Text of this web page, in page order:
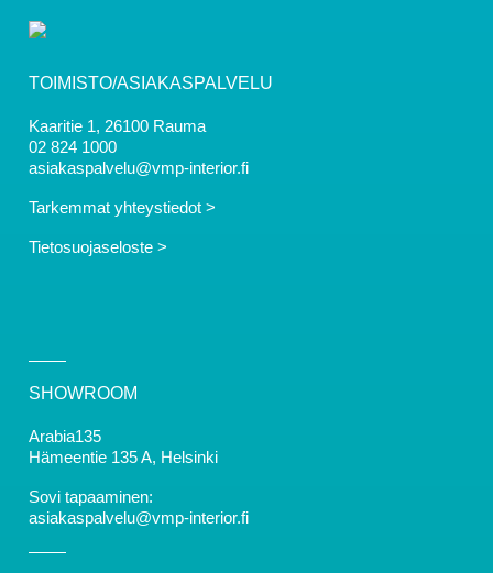
TOIMISTO/ASIAKASPALVELU
Kaaritie 1, 26100 Rauma
02 824 1000
asiakaspalvelu@vmp-interior.fi
Tarkemmat yhteystiedot >
Tietosuojaseloste >
SHOWROOM
Arabia135
Hämeentie 135 A, Helsinki
Sovi tapaaminen:
asiakaspalvelu@vmp-interior.fi